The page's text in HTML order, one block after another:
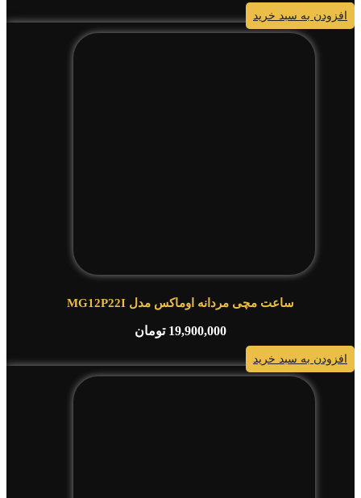
افزودن به سبد خرید
ساعت مچی مردانه اوماکس مدل MG12P22I
19,900,000 تومان
افزودن به سبد خرید